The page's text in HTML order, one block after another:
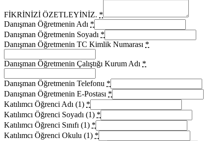
FİKRİNİZİ ÖZETLEYİNİZ. *
Danışman Öğretmenin Adı *
Danışman Öğretmenin Soyadı *
Danışman Öğretmenin TC Kimlik Numarası *
Danışman Öğretmenin Çalıştığı Kurum Adı *
Danışman Öğretmenin Telefonu *
Danışman Öğretmenin E-Postası *
Katılımcı Öğrenci Adı (1) *
Katılımcı Öğrenci Soyadı (1) *
Katılımcı Öğrenci Sınıfı (1) *
Katılımcı Öğrenci Okulu (1) *